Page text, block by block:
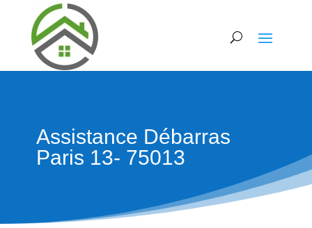
Assistance Débarras
Paris 13- 75013